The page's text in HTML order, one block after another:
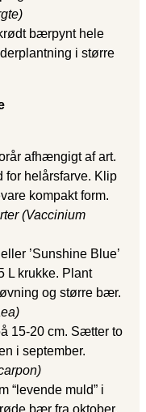
bærpynt hele
i større
afhængigt af art.
for helårsfarve. Klip
kompakt form.
(Vaccinium
’Sunshine Blue’
L krukke. Plant
og større bær.
15-20 cm. Sætter to
i september.
“levende muld” i
bær fra oktober.